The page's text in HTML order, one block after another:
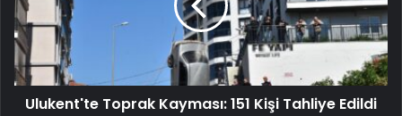
Ulukent'te Toprak Kayması: 151 Kişi Tahliye Edildi